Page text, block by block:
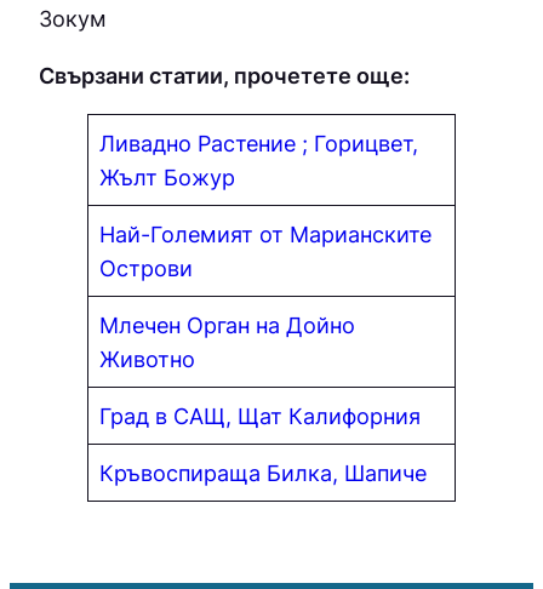
Зокум
Свързани статии, прочетете още:
Ливадно Растение ; Горицвет,
Жълт Божур
Най-Големият от Марианските
Острови
Млечен Орган на Дойно
Животно
Град в САЩ, Щат Калифорния
Кръвоспираща Билка, Шапиче